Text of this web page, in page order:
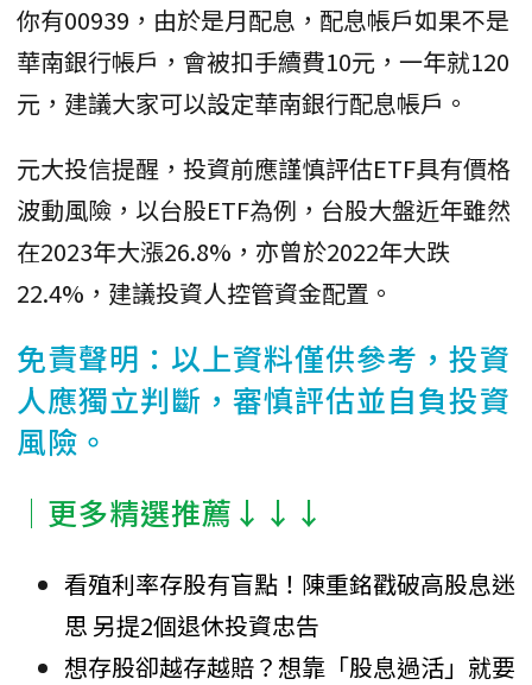
你有00939，由於是月配息，配息帳戶如果不是
華南銀行帳戶，會被扣手續費10元，一年就120
元，建議大家可以設定華南銀行配息帳戶。
元大投信提醒，投資前應謹慎評估ETF具有價格
波動風險，以台股ETF為例，台股大盤近年雖然
在2023年大漲26.8%，亦曾於2022年大跌
22.4%，建議投資人控管資金配置。
免責聲明：以上資料僅供參考，投資
人應獨立判斷，審慎評估並自負投資
風險。
│更多精選推薦↓↓↓
看殖利率存股有盲點！陳重銘戳破高股息迷
思 另提2個退休投資忠告
想存股卻越存越賠？想靠「股息過活」就要